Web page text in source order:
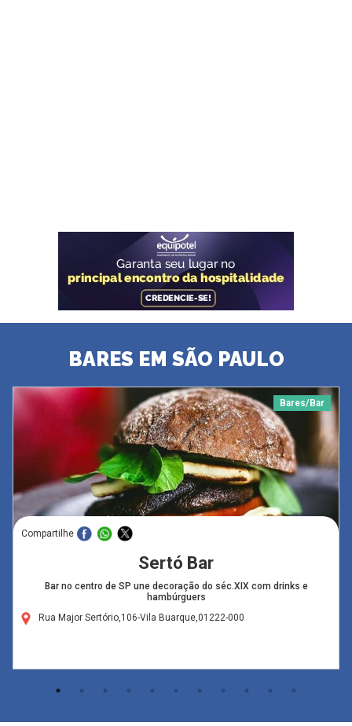
BARES EM SÃO PAULO
Bares/Bar
Compartilhe
Sertó Bar
Bar no centro de SP une decoração do séc.XIX com drinks e
hambúrguers
Rua Major Sertório,106-Vila Buarque,01222-000